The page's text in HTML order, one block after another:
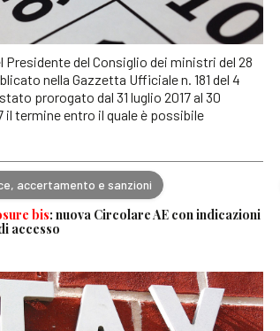
Presidente del Consiglio dei ministri del 28
nella Gazzetta Ufficiale n. 181 del 4
prorogato dal 31 luglio 2017 al 30
il termine entro il quale è possibile
accertamento e sanzioni
bis: nuova Circolare AE con indicazioni
accesso